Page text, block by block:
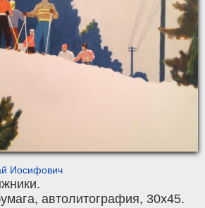
Иосифович
, автолитография, 30x45.